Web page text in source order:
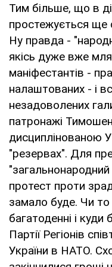
Тим більше, що в
простежується ще
Ну правда -
якісь дуже вже
маніфестантів -
налаштованих - і
незадоволених
патронажі
дисциплінованою
"резервах". Для
протест проти
замало буде. Чи
багатоденні і куди
Партії Регіонів
України в НАТО.